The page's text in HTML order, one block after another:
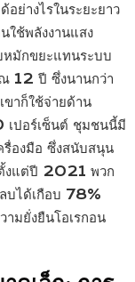
อย่างไรในระยะยาว
ช้พลังงานแสง
หมักขยะแทนระบบ
12 ปี ซึ่งนานกว่า
ขาก็ใช้จ่ายด้าน
ปอร์เซ็นต์ ชุมชนนี้มี
องมือ ซึ่งสนับสนุน
ตั้งแต่ปี 2021 พวก
บได้เกือบ 78%
ามยั่งยืนโอเรกอน